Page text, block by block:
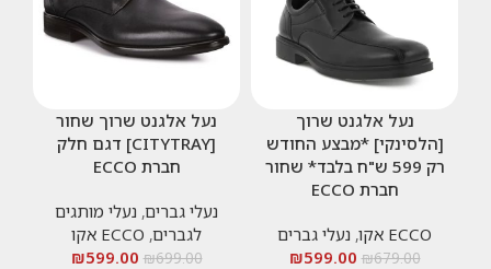
נעל אלגנט שרוך
[הלסינקי] *מבצע החודש
רק 599 ש"ח בלבד* שחור
חברת ECCO
ECCO אקו , נעלי גברים
₪679.00
₪599.00
נעל אלגנט שרוך שחור
[CITYTRAY] דגם חלק
חברת ECCO
נעלי גברים, נעלי מותגים
לגברים, ECCO אקו
₪699.00
₪599.00